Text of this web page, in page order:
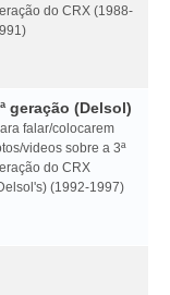
do CRX (1988-
geração (Delsol)
falar/colocarem
videos sobre a 3ª
do CRX
(1992-1997)